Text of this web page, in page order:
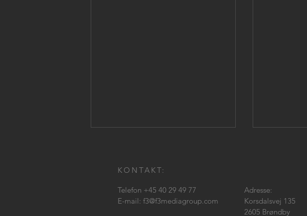
KONTAKT:
Telefon +45 40 29 49 77
E-mail: f3@f3mediagroup.com
Adresse:
Korsdalsvej 135
2605 Brøndby